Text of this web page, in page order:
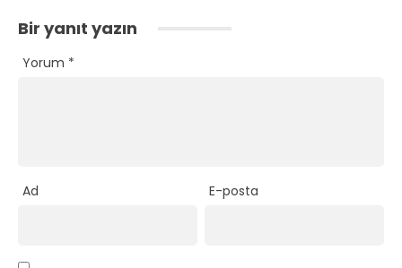
Bir yanıt yazın
Yorum *
Ad E-posta